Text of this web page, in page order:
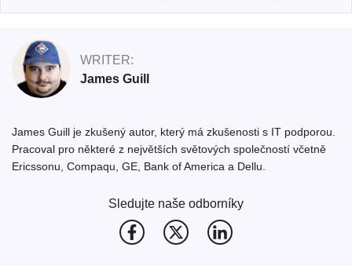
WRITER:
James Guill
James Guill je zkušený autor, který má zkušenosti s IT podporou.
Pracoval pro některé z největších světových společností včetně
Ericssonu, Compaqu, GE, Bank of America a Dellu.
Sledujte naše odborníky